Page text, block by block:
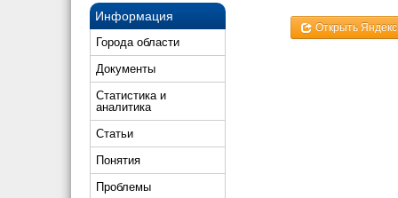
Информация
Города области
Документы
Статистика и
аналитика
Статьи
Понятия
Проблемы
Открыть